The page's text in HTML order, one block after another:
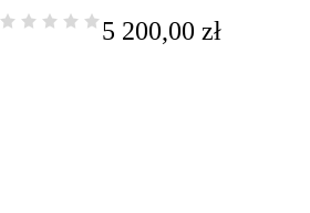
5 200,00 zł